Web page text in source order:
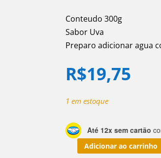
Conteudo 300g
Sabor Uva
Preparo adicionar agua
R$19,75
1 em estoque
Até 12x sem cartão
Refresco
Adicionar ao carrinho